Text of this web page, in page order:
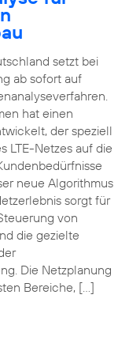
setzt bei
ab sofort auf
hat einen
der speziell
LTE-Netzes auf die
neue Algorithmus
sorgt für
von
die gezielte
Die Netzplanung
Bereiche, […]